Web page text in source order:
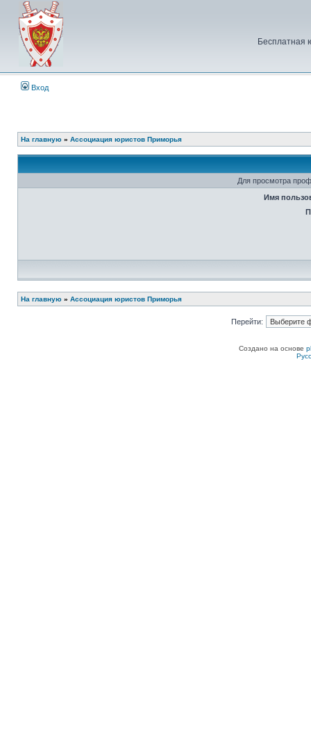
Бесплатная
Вход
На главную » Ассоциация юристов Приморья
Для просмотра
Имя
На главную » Ассоциация юристов Приморья
Перейти:
Создано на основе